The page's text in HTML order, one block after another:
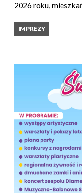
2026 roku,
IMPREZY